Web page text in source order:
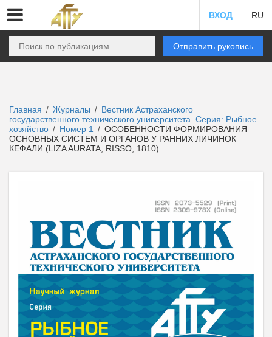
ВХОД RU
Отправить рукопись
Главная / Журналы / Вестник Астраханского
государственного технического университета. Серия: Рыбное
хозяйство / Номер 1 / ОСОБЕННОСТИ ФОРМИРОВАНИЯ
ОСНОВНЫХ СИСТЕМ И ОРГАНОВ У РАННИХ ЛИЧИНОК
КЕФАЛИ (LIZA AURATA, RISSO, 1810)